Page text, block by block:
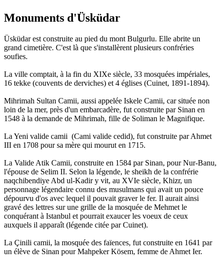
Monuments d'Üsküdar
Üsküdar est construite au pied du mont Bulgurlu. Elle abrite un
grand cimetière. C'est là que s'installèrent plusieurs confréries
soufies.
La ville comptait, à la fin du XIXe siècle, 33 mosquées impériales,
16 tekke (couvents de derviches) et 4 églises (Cuinet, 1891-1894).
Mihrimah Sultan Camii, aussi appelée Iskele Camii, car située non
loin de la mer, près d'un embarcadère, fut construite par Sinan en
1548 à la demande de Mihrimah, fille de Soliman le Magnifique.
La Yeni valide camii (Cami valide cedid), fut construite par Ahmet
III en 1708 pour sa mère qui mourut en 1715.
La Valide Atik Camii, construite en 1584 par Sinan, pour Nur-Banu,
l'épouse de Selim II. Selon la légende, le sheikh de la confrérie
naqchibendiye Abd ul-Kadir y vit, au XVIe siècle, Khizr, un
personnage légendaire connu des musulmans qui avait un pouce
dépourvu d'os avec lequel il pouvait graver le fer. Il aurait ainsi
gravé des lettres sur une grille de la mosquée de Mehmet le
conquérant à Istanbul et pourrait exaucer les voeux de ceux
auxquels il apparaît (légende citée par Cuinet).
La Çinili camii, la mosquée des faïences, fut construite en 1641 par
un élève de Sinan pour Mahpeker Kösem, femme de Ahmet Ier.